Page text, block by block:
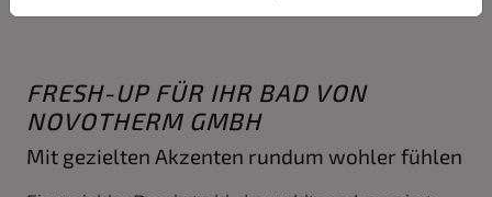
FRESH-UP FÜR IHR BAD VON
NOVOTHERM GMBH
Mit gezielten Akzenten rundum wohler fühlen